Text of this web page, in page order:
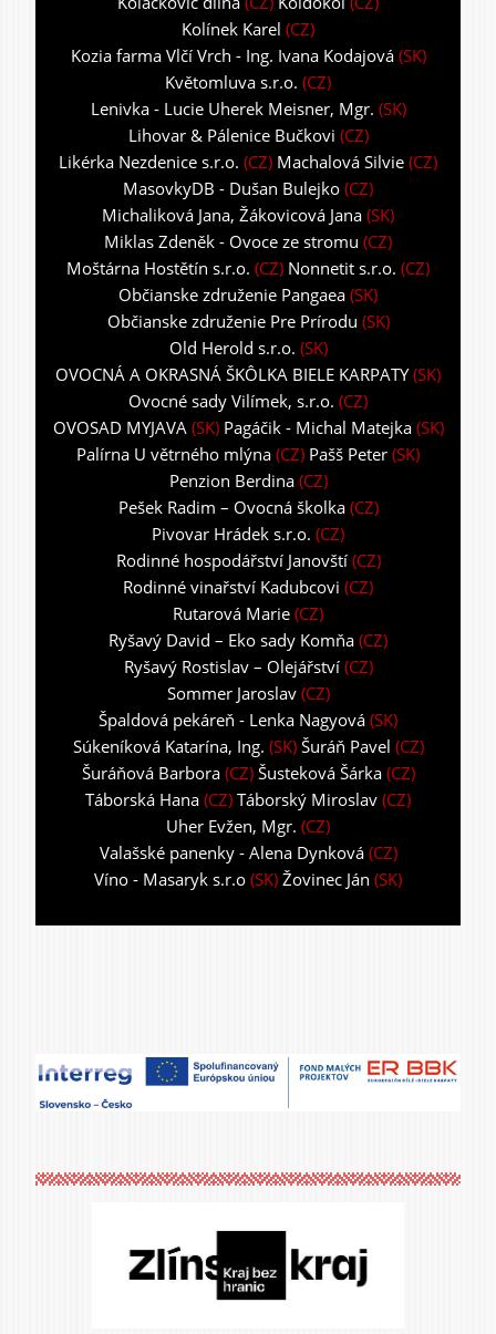
Kolínek Karel (CZ)
Kozia farma Vlčí Vrch - Ing. Ivana Kodajová(SK)
Květomluva s.r.o. (CZ)
Lenivka - Lucie Uherek Meisner, Mgr. (SK)
Lihovar & Pálenice Bučkovi (CZ)
Likérka Nezdenice s.r.o. (CZ) Machalová Silvie (CZ)
MasovkyDB - Dušan Bulejko (CZ)
Michaliková Jana, Žákovicová Jana (SK)
Miklas Zdeněk - Ovoce ze stromu (CZ)
Moštárna Hostětín s.r.o. (CZ) Nonnetit s.r.o. (CZ)
Občianske združenie Pangaea (SK)
Občianske združenie Pre Prírodu (SK)
Old Herold s.r.o. (SK)
OVOCNÁ A OKRASNÁ ŠKÔLKA BIELE KARPATY(SK)
Ovocné sady Vilímek, s.r.o. (CZ)
OVOSAD MYJAVA(SK) Pagáčik - Michal Matejka(SK)
Palírna U větrného mlýna (CZ) Pašš Peter (SK)
Penzion Berdina(CZ)
Pešek Radim – Ovocná školka(CZ)
Pivovar Hrádek s.r.o. (CZ)
Rodinné hospodářství Janovští (CZ)
Rodinné vinařství Kadubcovi (CZ)
Rutarová Marie (CZ)
Ryšavý David – Eko sady Komňa (CZ)
Ryšavý Rostislav – Olejářství(CZ)
Sommer Jaroslav(CZ)
Špaldová pekáreň - Lenka Nagyová (SK)
Súkeníková Katarína, Ing. (SK) Šuráň Pavel (CZ)
Šuráňová Barbora(CZ) Šusteková Šárka(CZ)
Táborská Hana (CZ) Táborský Miroslav (CZ)
Uher Evžen, Mgr. (CZ)
Valašské panenky - Alena Dynková(CZ)
Víno - Masaryk s.r.o (SK) Žovinec Ján (SK)